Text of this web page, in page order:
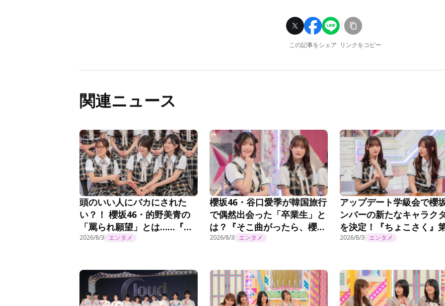
この記事をシェア リンクをコピー
関連ニュース
頭のいい人にバカにされた
い？！ 櫻坂46・的野美青の
「罵られ願望」とは……『そ
こ曲がったら、櫻坂？』第
2026/8/3 エンタメ
櫻坂46・谷口愛季が韓国旅行
で偶然出会った「卒業生」と
は？『そこ曲がったら、櫻
坂？』第294話
2026/8/3 エンタメ
アップデート学級会で櫻
ンバーの新たなキャラク
を決定！『ちょこさく』
294話
2026/8/3 エンタメ